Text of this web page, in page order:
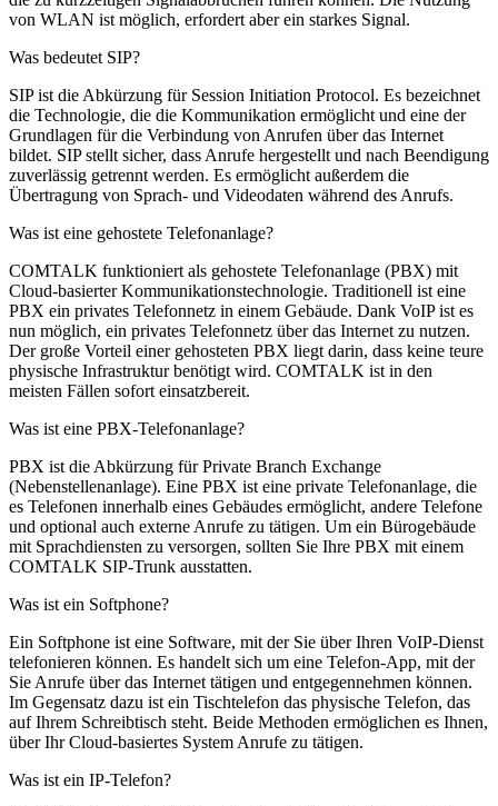
von WLAN ist möglich, erfordert aber ein starkes Signal.
Was bedeutet SIP?
SIP ist die Abkürzung für Session Initiation Protocol. Es bezeichnet
die Technologie, die die Kommunikation ermöglicht und eine der
Grundlagen für die Verbindung von Anrufen über das Internet
bildet. SIP stellt sicher, dass Anrufe hergestellt und nach Beendigung
zuverlässig getrennt werden. Es ermöglicht außerdem die
Übertragung von Sprach- und Videodaten während des Anrufs.
Was ist eine gehostete Telefonanlage?
COMTALK funktioniert als gehostete Telefonanlage (PBX) mit
Cloud-basierter Kommunikationstechnologie. Traditionell ist eine
PBX ein privates Telefonnetz in einem Gebäude. Dank VoIP ist es
nun möglich, ein privates Telefonnetz über das Internet zu nutzen.
Der große Vorteil einer gehosteten PBX liegt darin, dass keine teure
physische Infrastruktur benötigt wird. COMTALK ist in den
meisten Fällen sofort einsatzbereit.
Was ist eine PBX-Telefonanlage?
PBX ist die Abkürzung für Private Branch Exchange
(Nebenstellenanlage). Eine PBX ist eine private Telefonanlage, die
es Telefonen innerhalb eines Gebäudes ermöglicht, andere Telefone
und optional auch externe Anrufe zu tätigen. Um ein Bürogebäude
mit Sprachdiensten zu versorgen, sollten Sie Ihre PBX mit einem
COMTALK SIP-Trunk ausstatten.
Was ist ein Softphone?
Ein Softphone ist eine Software, mit der Sie über Ihren VoIP-Dienst
telefonieren können. Es handelt sich um eine Telefon-App, mit der
Sie Anrufe über das Internet tätigen und entgegennehmen können.
Im Gegensatz dazu ist ein Tischtelefon das physische Telefon, das
auf Ihrem Schreibtisch steht. Beide Methoden ermöglichen es Ihnen,
über Ihr Cloud-basiertes System Anrufe zu tätigen.
Was ist ein IP-Telefon?